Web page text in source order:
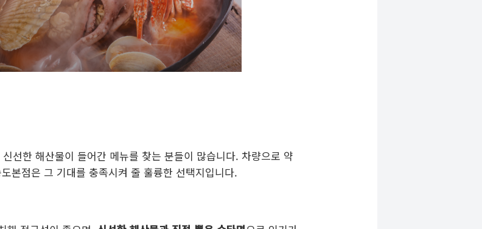
선한 해산물이 들어간 메뉴를 찾는 분들이 많습니다. 차량으로 약
본점은 그 기대를 충족시켜 줄 훌륭한 선택지입니다.